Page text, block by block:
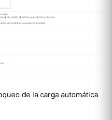
de la carga automática